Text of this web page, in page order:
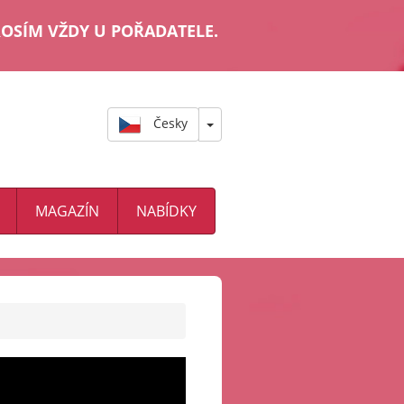
VŽDY U POŘADATELE.
Česky
MAGAZÍN NABÍDKY